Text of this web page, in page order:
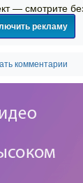
— смотрите
рекламу
комментарии